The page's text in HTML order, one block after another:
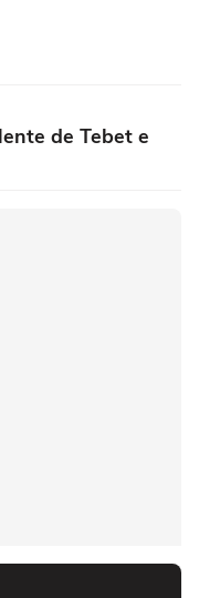
de Tebet e